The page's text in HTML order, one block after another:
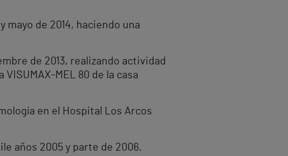
mayo de 2014, haciendo una
de 2013, realizando actividad
MEL 80 de la casa
en el Hospital Los Arcos
años 2005 y parte de 2006.